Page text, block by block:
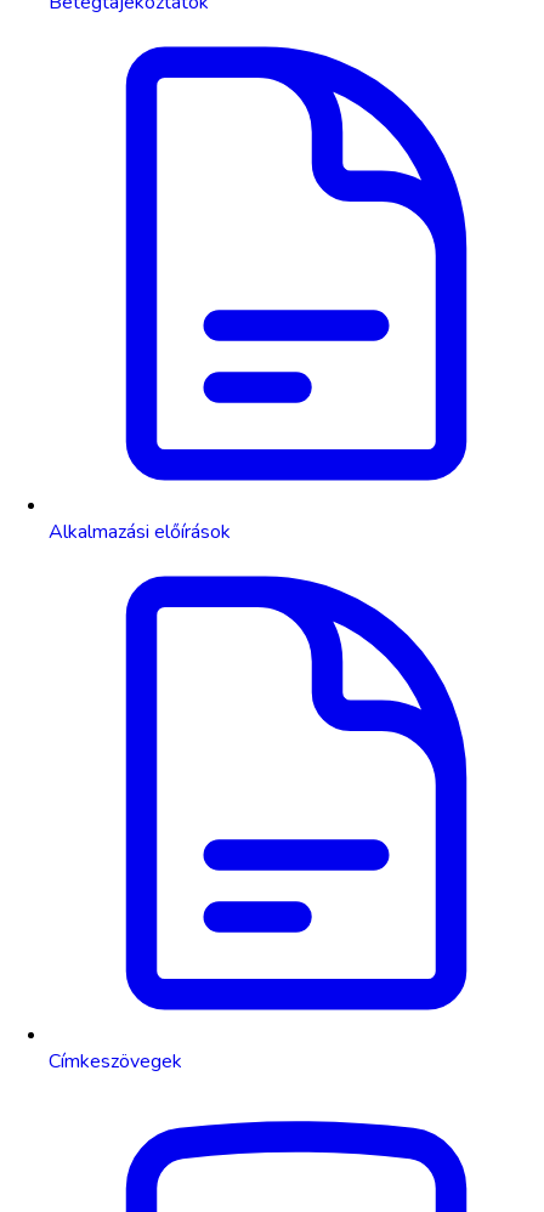
Alkalmazási előírások
Címkeszövegek